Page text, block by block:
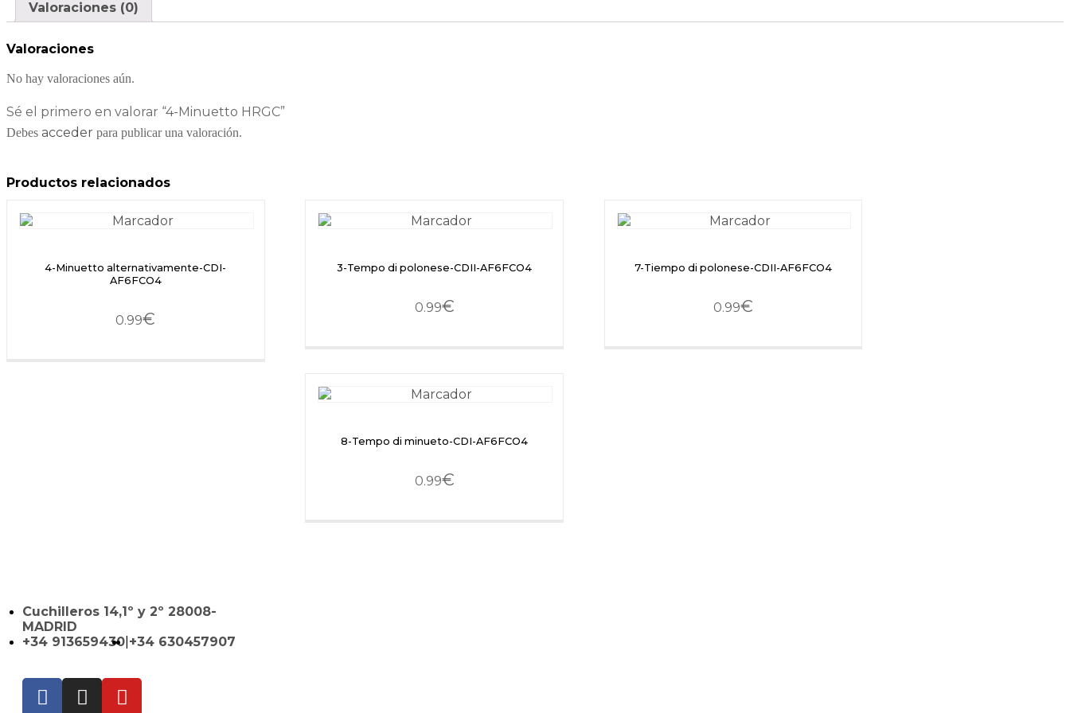
Valoraciones (0)
Valoraciones
No hay valoraciones aún.
Sé el primero en valorar “4-Minuetto HRGC”
Debes acceder para publicar una valoración.
Productos relacionados
4-Minuetto alternativamente-CDI-
AF6FCO4
0.99€
3-Tempo di polonese-CDII-AF6FCO4
0.99€
7-Tiempo di polonese-CDII-AF6FCO4
0.99€
8-Tempo di minueto-CDI-AF6FCO4
0.99€
Cuchilleros 14,1º y 2º 28008-
MADRID
+34 913659430 +34 630457907